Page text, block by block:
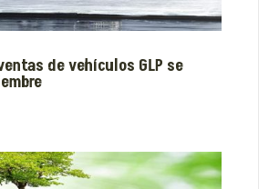
de vehículos GLP se